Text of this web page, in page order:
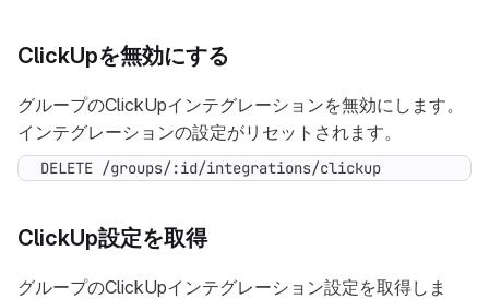
ClickUpを無効にする
グループのClickUpインテグレーションを無効にします。
インテグレーションの設定がリセットされます。
DELETE /groups/:id/integrations/clickup
ClickUp設定を取得
グループのClickUpインテグレーション設定を取得しま